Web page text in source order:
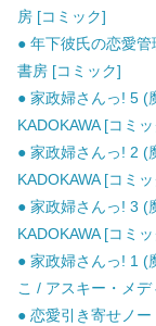
房 [コミック]
● 年下彼氏の恋愛
書房 [コミック]
● 家政婦さんっ! 5 (
KADOKAWA [コミ
● 家政婦さんっ! 2 (
KADOKAWA [コミ
● 家政婦さんっ! 3 (
KADOKAWA [コミ
● 家政婦さんっ! 1 (
こ / アスキー・メ
● 恋愛引き寄せノ